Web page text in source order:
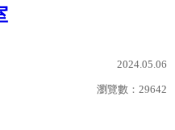
2024.05.06
瀏覽數： 29642